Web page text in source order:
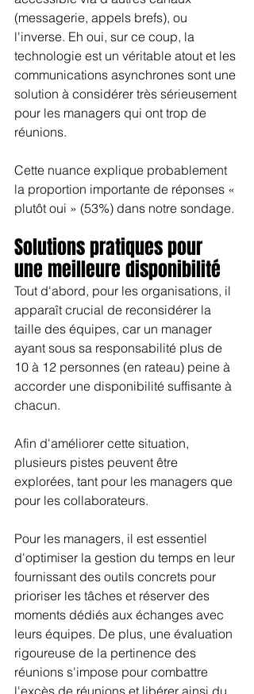
(messagerie, appels brefs), ou
l'inverse. Eh oui, sur ce coup, la
technologie est un véritable atout et les
communications asynchrones sont une
solution à considérer très sérieusement
pour les managers qui ont trop de
réunions.
Cette nuance explique probablement
la proportion importante de réponses «
plutôt oui » (53%) dans notre sondage.
Solutions pratiques pour
une meilleure disponibilité
Tout d'abord, pour les organisations, il
apparaît crucial de reconsidérer la
taille des équipes, car un manager
ayant sous sa responsabilité plus de
10 à 12 personnes (en rateau) peine à
accorder une disponibilité suffisante à
chacun.
Afin d'améliorer cette situation,
plusieurs pistes peuvent être
explorées, tant pour les managers que
pour les collaborateurs.
Pour les managers, il est essentiel
d'optimiser la gestion du temps en leur
fournissant des outils concrets pour
prioriser les tâches et réserver des
moments dédiés aux échanges avec
leurs équipes. De plus, une évaluation
rigoureuse de la pertinence des
réunions s'impose pour combattre
l'excès de réunions et libérer ainsi du